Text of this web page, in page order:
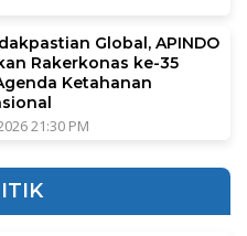
Global, APINDO
Rakerkonas ke-35
Ketahanan
21:30 PM